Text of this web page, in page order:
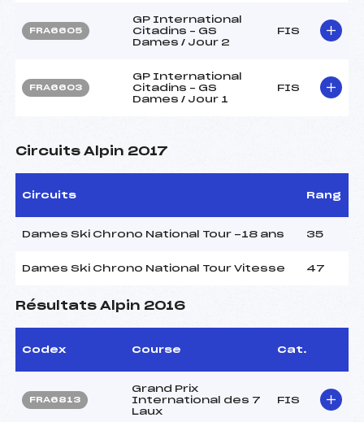
FRA6605
GP International
Citadins – GS
Dames / Jour 2
FIS
FRA6603
GP International
Citadins – GS
Dames / Jour 1
FIS
Circuits Alpin 2017
Circuits Rang
Dames Ski Chrono National Tour -18 ans 35
Dames Ski Chrono National Tour Vitesse 47
Résultats Alpin 2016
Codex Course Cat.
FRA6813
Grand Prix
International des 7
Laux
FIS